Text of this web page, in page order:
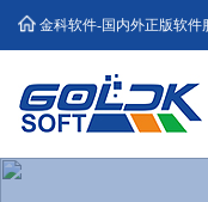
金科软件-国内外正版软件